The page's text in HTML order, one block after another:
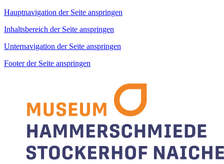
Hauptnavigation der Seite anspringen
Inhaltsbereich der Seite anspringen
Unternavigation der Seite anspringen
Footer der Seite anspringen